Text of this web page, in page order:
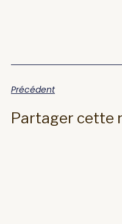
Précédent
Partager cette